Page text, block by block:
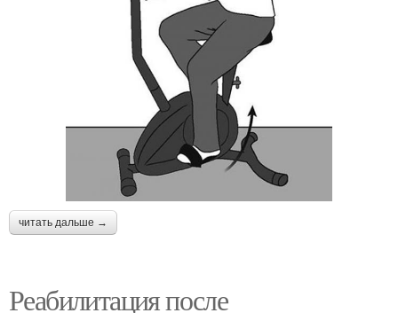
читать дальше →
Реабилитация после